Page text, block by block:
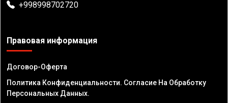
+998998702720
Правовая информация
Договор-Оферта
Политика Конфиденциальности. Согласие На Обработку
Персональных Данных.